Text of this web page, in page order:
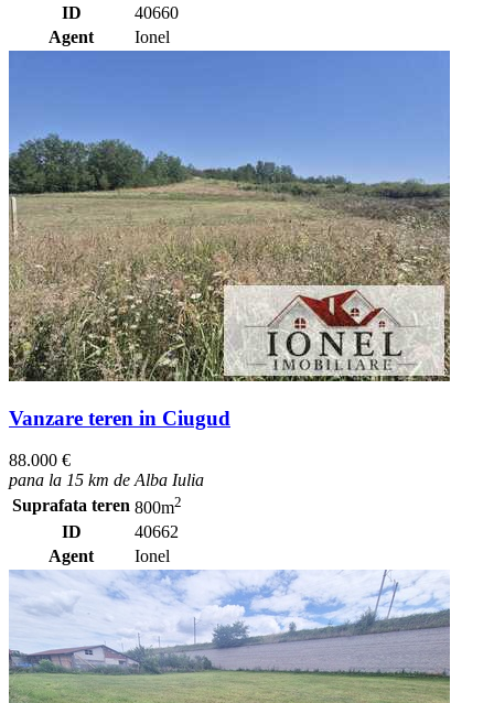
ID
40660
Agent
Ionel
Vanzare teren in Ciugud
88.000 €
pana la 15 km de Alba Iulia
Suprafata teren 800m2
ID
40662
Agent
Ionel